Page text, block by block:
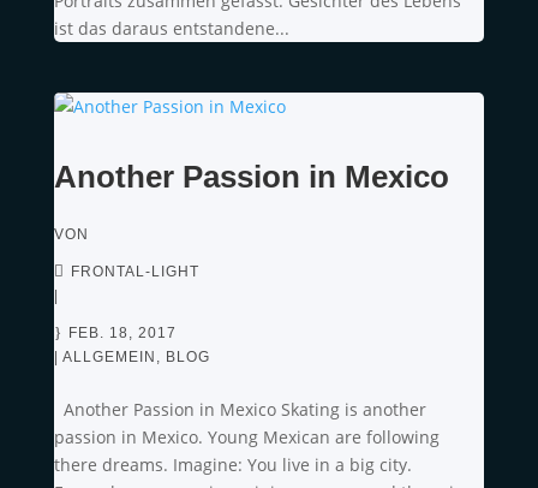
ist das daraus entstandene...
Another Passion in Mexico
VON
FRONTAL-LIGHT
FEB. 18, 2017
ALLGEMEIN , BLOG
Another Passion in Mexico Skating is another
passion in Mexico. Young Mexican are following
there dreams. Imagine: You live in a big city.